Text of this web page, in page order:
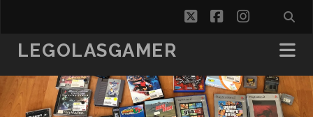
twitterfacebook
LEGOLASGAMER